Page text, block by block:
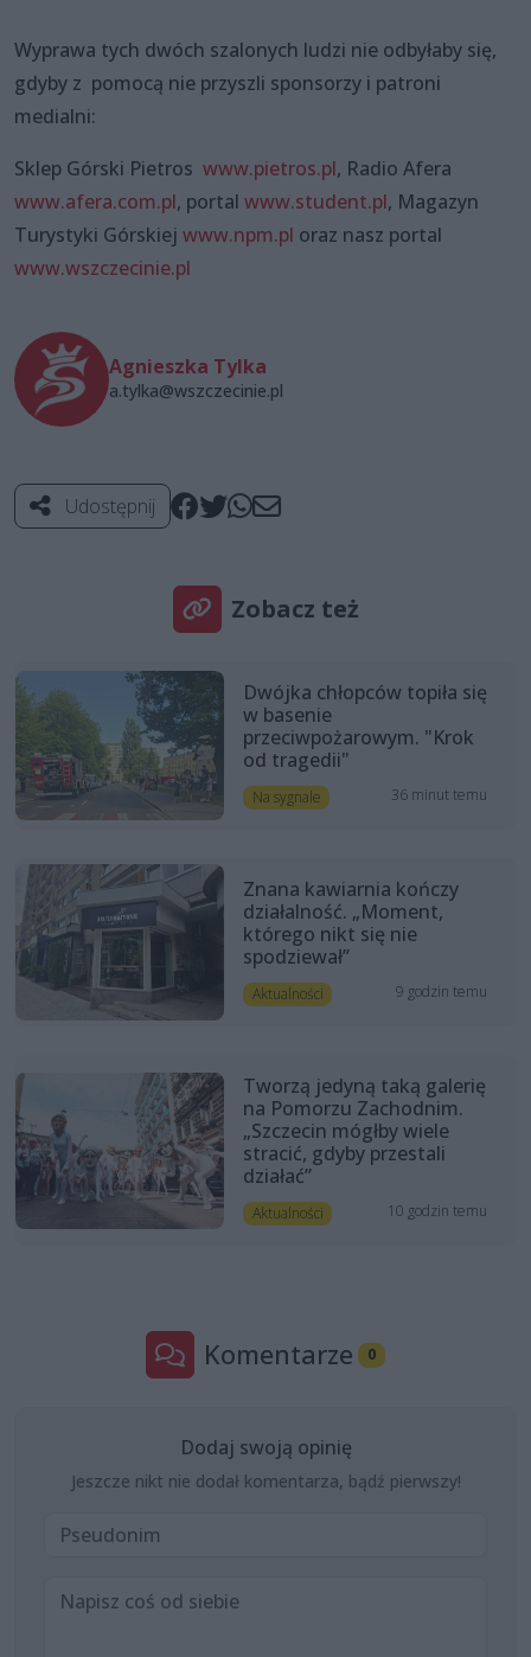
Wyprawa tych dwóch szalonych ludzi nie odbyłaby się,
gdyby z pomocą nie przyszli sponsorzy i patroni
medialni:
Sklep Górski Pietros www.pietros.pl, Radio Afera
www.afera.com.pl, portal www.student.pl, Magazyn
Turystyki Górskiej www.npm.pl oraz nasz portal
www.wszczecinie.pl
Agnieszka Tylka
a.tylka@wszczecinie.pl
Udostępnij
Zobacz też
Dwójka chłopców topiła się
w basenie
przeciwpożarowym. "Krok
od tragedii"
Na sygnale 36 minut temu
Znana kawiarnia kończy
działalność. „Moment,
którego nikt się nie
spodziewał”
Aktualności 9 godzin temu
Tworzą jedyną taką galerię
na Pomorzu Zachodnim.
„Szczecin mógłby wiele
stracić, gdyby przestali
działać”
Aktualności 10 godzin temu
Komentarze 0
Dodaj swoją opinię
Jeszcze nikt nie dodał komentarza, bądź pierwszy!